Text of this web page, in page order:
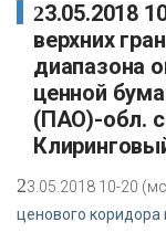
23.05.2018 10-20 (мск) изменены значения
верхних
диапазона
ценной
(ПАО)-обл.
23.05.2018 10-20
ценового коридора